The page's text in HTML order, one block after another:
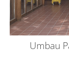
Umbau